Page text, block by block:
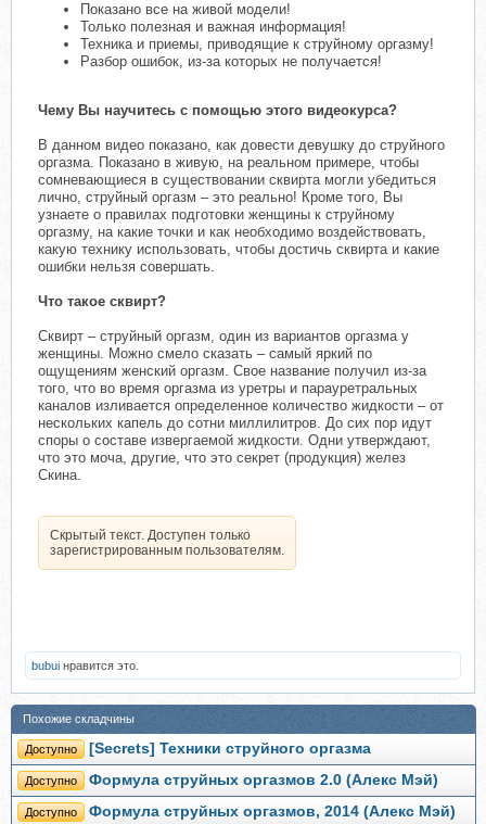
Показано все на живой модели!
Только полезная и важная информация!
Техника и приемы, приводящие к струйному оргазму!
Разбор ошибок, из-за которых не получается!
Чему Вы научитесь с помощью этого видеокурса?
В данном видео показано, как довести девушку до струйного
оргазма. Показано в живую, на реальном примере, чтобы
сомневающиеся в существовании сквирта могли убедиться
лично, струйный оргазм – это реально! Кроме того, Вы
узнаете о правилах подготовки женщины к струйному
оргазму, на какие точки и как необходимо воздействовать,
какую технику использовать, чтобы достичь сквирта и какие
ошибки нельзя совершать.
Что такое сквирт?
Сквирт – струйный оргазм, один из вариантов оргазма у
женщины. Можно смело сказать – самый яркий по
ощущениям женский оргазм. Свое название получил из-за
того, что во время оргазма из уретры и парауретральных
каналов изливается определенное количество жидкости – от
нескольких капель до сотни миллилитров. До сих пор идут
споры о составе извергаемой жидкости. Одни утверждают,
что это моча, другие, что это секрет (продукция) желез
Скина.
Скрытый текст. Доступен только
зарегистрированным пользователям.
bubui нравится это.
Похожие складчины
Доступно [Secrets] Техники струйного оргазма
Доступно Формула струйных оргазмов 2.0 (Алекс Мэй)
Доступно Формула струйных оргазмов, 2014 (Алекс Мэй)